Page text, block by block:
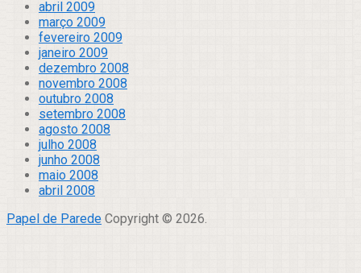
abril 2009
março 2009
fevereiro 2009
janeiro 2009
dezembro 2008
novembro 2008
outubro 2008
setembro 2008
agosto 2008
julho 2008
junho 2008
maio 2008
abril 2008
Papel de Parede Copyright © 2026.